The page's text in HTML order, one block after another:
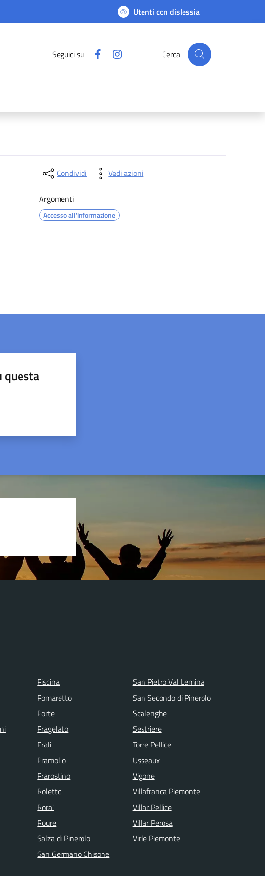
Utenti con dislessia
Seguici su Facebook Cerca
Condividi Vedi azioni
Argomenti
Accesso all'informazione
questa
Piscina
Pomaretto
Porte
Pragelato
Prali
Pramollo
Prarostino
Roletto
Rora'
Roure
Salza di Pinerolo
San Germano Chisone
San Pietro Val Lemina
San Secondo di Pinerolo
Scalenghe
Sestriere
Torre Pellice
Usseaux
Vigone
Villafranca Piemonte
Villar Pellice
Villar Perosa
Virle Piemonte